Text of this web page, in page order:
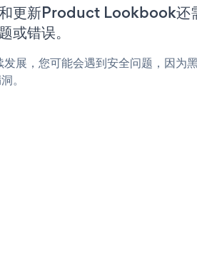
更新Product Lookbook还
或错误。
发展，您可能会遇到安全问题，因为
。